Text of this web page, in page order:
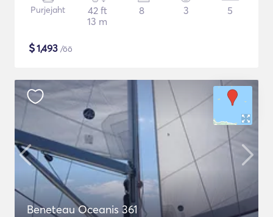
Purjejaht
42 ft
13 m
8 3 5
$1,493 /öö
Beneteau Oceanis 361